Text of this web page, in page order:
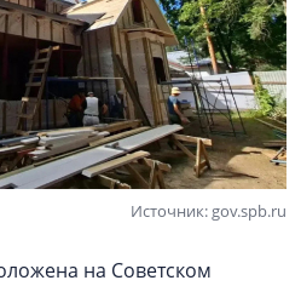
Источник: gov.spb.ru
на Советском